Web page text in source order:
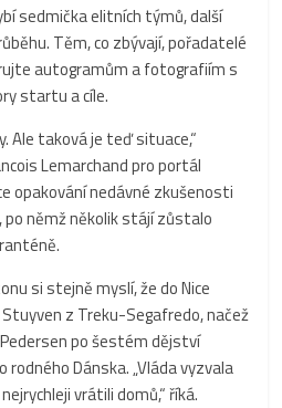
sedmička elitních týmů, další
Těm, co zbývají, pořadatelé
autogramům a fotografiím s
startu a cíle.
Ale taková je teď situace,“
Lemarchand pro portál
opakování nedávné zkušenosti
po němž několik stájí zůstalo
si stejně myslí, že do Nice
z Treku-Segafredo, načež
po šestém dějství
rodného Dánska. „Vláda vyzvala
vrátili domů,“ říká.